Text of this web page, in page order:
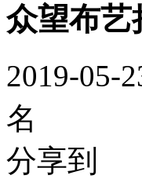
众望布艺
2019-05-
名
分享到